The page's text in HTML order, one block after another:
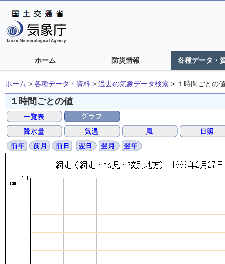
ホーム 防災情報 各種データ・
ホーム > 各種データ・資料 > 過去の気象データ検索 > １時間ごとの
１時間ごとの値